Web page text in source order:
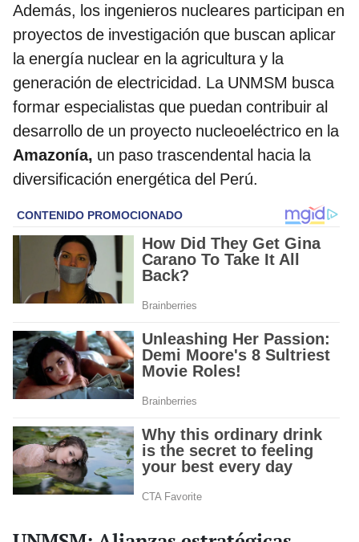
Además, los ingenieros nucleares participan en
proyectos de investigación que buscan aplicar
la energía nuclear en la agricultura y la
generación de electricidad. La UNMSM busca
formar especialistas que puedan contribuir al
desarrollo de un proyecto nucleoeléctrico en la
Amazonía, un paso trascendental hacia la
diversificación energética del Perú.